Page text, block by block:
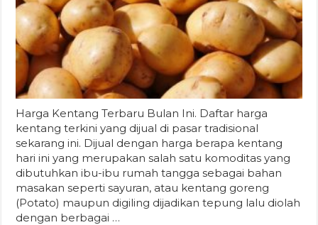
Harga Kentang Terbaru Bulan Ini. Daftar harga
kentang terkini yang dijual di pasar tradisional
sekarang ini. Dijual dengan harga berapa kentang
hari ini yang merupakan salah satu komoditas yang
dibutuhkan ibu-ibu rumah tangga sebagai bahan
masakan seperti sayuran, atau kentang goreng
(Potato) maupun digiling dijadikan tepung lalu diolah
dengan berbagai …